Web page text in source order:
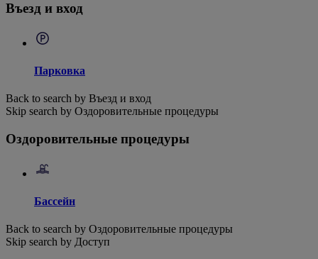
Въезд и вход
Парковка
Back to search by Въезд и вход
Skip search by Оздоровительные процедуры
Оздоровительные процедуры
Бассейн
Back to search by Оздоровительные процедуры
Skip search by Доступ